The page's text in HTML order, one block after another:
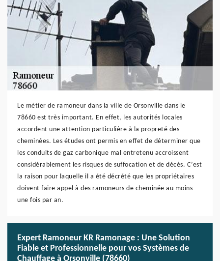
Le métier de ramoneur dans la ville de Orsonville dans le
78660 est très important. En effet, les autorités locales
accordent une attention particulière à la propreté des
cheminées. Les études ont permis en effet de déterminer que
les conduits de gaz carbonique mal entretenu accroissent
considérablement les risques de suffocation et de décès. C’est
la raison pour laquelle il a été décrété que les propriétaires
doivent faire appel à des ramoneurs de cheminée au moins
une fois par an.
Expert Ramoneur KR Ramonage : Une Solution
Fiable et Professionnelle pour vos Systèmes de
Chauffage à Orsonville (78660)